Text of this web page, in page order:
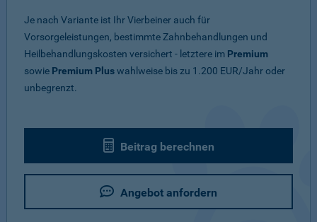
Je nach Variante ist Ihr Vierbeiner auch für
Vorsorgeleistungen, bestimmte Zahnbehandlungen und
Heilbehandlungskosten versichert - letztere im Premium
sowie Premium Pluswahlweise bis zu 1.200 EUR/Jahr oder
unbegrenzt.
Beitrag berechnen
Angebot anfordern